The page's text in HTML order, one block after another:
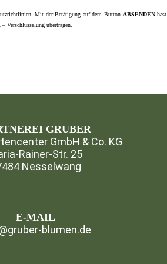
. Mit der Betätigung auf dem Button ABSENDENhast
Verschlüsselung übertragen.
GRUBER
GmbH & Co. KG
Rainer-Str. 25
Nesselwang
E-MAIL
blumen.de